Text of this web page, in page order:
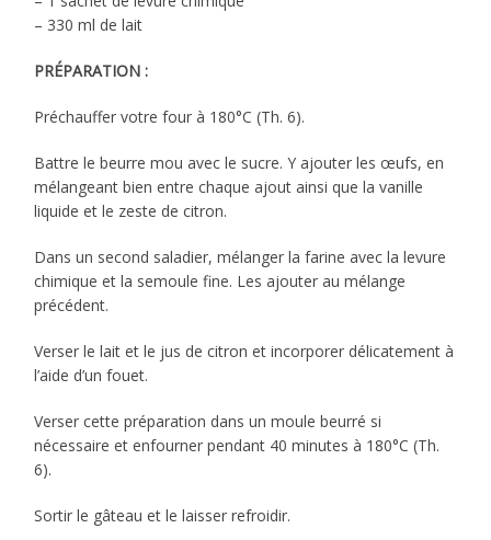
– 330 ml de lait
PRÉPARATION :
Préchauffer votre four à 180°C (Th. 6).
Battre le beurre mou avec le sucre. Y ajouter les œufs, en
mélangeant bien entre chaque ajout ainsi que la vanille
liquide et le zeste de citron.
Dans un second saladier, mélanger la farine avec la levure
chimique et la semoule fine. Les ajouter au mélange
précédent.
Verser le lait et le jus de citron et incorporer délicatement à
l’aide d’un fouet.
Verser cette préparation dans un moule beurré si
nécessaire et enfourner pendant 40 minutes à 180°C (Th.
6).
Sortir le gâteau et le laisser refroidir.